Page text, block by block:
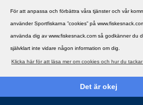
För att anpassa och förbättra våra tjänster och vår
använder Sportfiskarna ”cookies” på
använda dig av www.fiskesnack.com så godkänner du
självklart inte vidare någon information om dig.
Klicka här för att läsa mer om cookies och hur du tackar
Det är okej